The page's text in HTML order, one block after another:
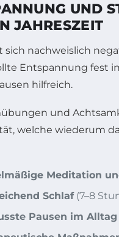
UND
JAHRESZEIT
sich nachweislich
Entspannung fest
hilfreich.
und
welche wiederum
Meditation
Schlaf(7–8
Pausen im Alltag